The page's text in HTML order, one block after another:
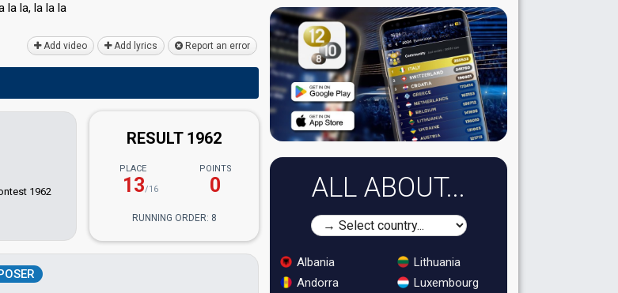
la la, la la lа
Add video Add lyrics Report an error
1962
RESULT 1962
PLACE
13/16
POINTS
0
RUNNING ORDER: 8
ALL ABOUT...
Albania
Andorra
Lithuania
Luxembourg